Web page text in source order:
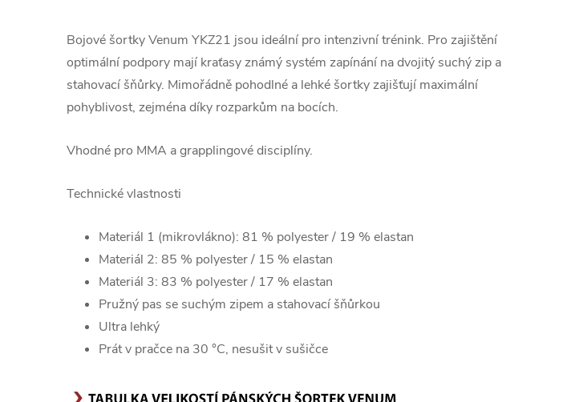
Bojové šortky Venum YKZ21 jsou ideální pro intenzivní trénink. Pro zajištění
optimální podpory mají kraťasy známý systém zapínání na dvojitý suchý zip a
stahovací šňůrky. Mimořádně pohodlné a lehké šortky zajišťují maximální
pohyblivost, zejména díky rozparkům na bocích.
Vhodné pro MMA a grapplingové disciplíny.
Technické vlastnosti
Materiál 1 (mikrovlákno): 81 % polyester / 19 % elastan
Materiál 2: 85 % polyester / 15 % elastan
Materiál 3: 83 % polyester / 17 % elastan
Pružný pas se suchým zipem a stahovací šňůrkou
Ultra lehký
Prát v pračce na 30 °C, nesušit v sušičce